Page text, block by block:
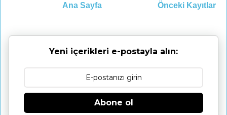
Önceki Kayıtlar
Ana Sayfa
Yeni içerikleri e-postayla alın:
Abone ol